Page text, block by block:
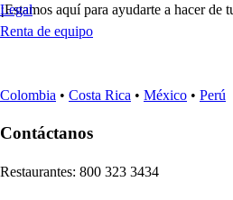
¡Estamos aquí para ayudarte a hacer de
Legal
Renta de equipo
Colombia • Costa Rica • México • Perú
Contáctanos
Restaurantes: 800 323 3434